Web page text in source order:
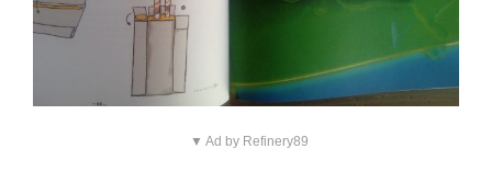
▼ Ad by Refinery89